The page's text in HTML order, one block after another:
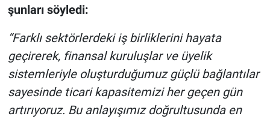
şunları söyledi:
“Farklı sektörlerdeki iş birliklerini hayata
geçirerek, finansal kuruluşlar ve üyelik
sistemleriyle oluşturduğumuz güçlü bağlantılar
sayesinde ticari kapasitemizi her geçen gün
artırıyoruz. Bu anlayışımız doğrultusunda en